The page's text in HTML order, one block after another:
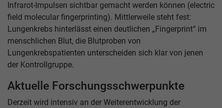
Infrarot-Impulsen sichtbar gemacht werden können (electric
field molecular fingerprinting). Mittlerweile steht fest:
Lungenkrebs hinterlässt einen deutlichen „Fingerprint“ im
menschlichen Blut, die Blutproben von
Lungenkrebspatienten unterscheiden sich klar von jenen
der Kontrollgruppe.
Aktuelle Forschungsschwerpunkte
Derzeit wird intensiv an der Weiterentwicklung der